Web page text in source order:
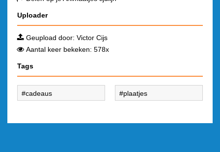
Uploader
Geupload door: Victor Cijs
Aantal keer bekeken: 578x
Tags
cadeaus plaatjes